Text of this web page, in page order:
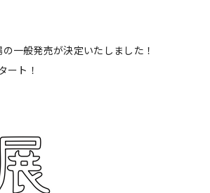
一般発売が決定いたしました！
ート！